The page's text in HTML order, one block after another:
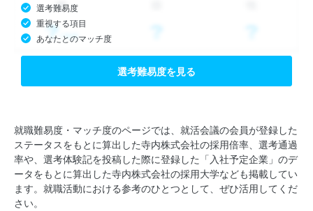
選考難易度
重視する項目
あなたとのマッチ度
選考難易度を見る
就職難易度・マッチ度のページでは、就活会議の会員が登録した
ステータスをもとに算出した寺内株式会社の採用倍率、選考通過
率や、選考体験記を投稿した際に登録した「入社予定企業」のデ
ータをもとに算出した寺内株式会社の採用大学なども掲載してい
ます。就職活動における参考のひとつとして、ぜひ活用してくだ
さい。